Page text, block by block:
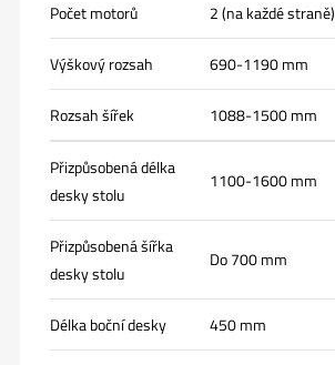
Počet motorů 2 (na každé straně)
Výškový rozsah 690-1190 mm
Rozsah šířek 1088-1500 mm
Přizpůsobená délka
desky stolu
1100-1600 mm
Přizpůsobená šířka
desky stolu
Do 700 mm
Délka boční desky 450 mm